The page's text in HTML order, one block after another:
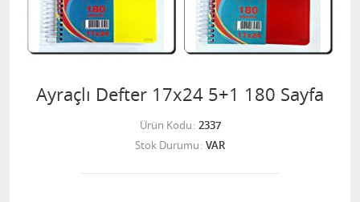
Ayraçlı Defter 17x24 5+1 180 Sayfa
Ürün Kodu 2337
Stok Durumu VAR